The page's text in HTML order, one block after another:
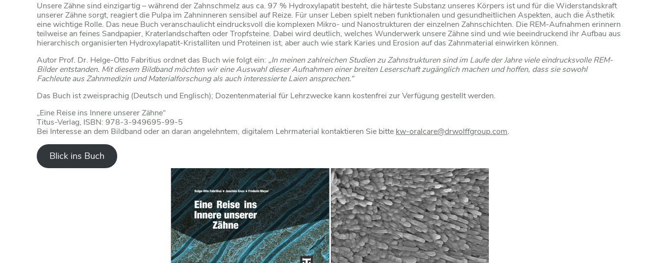
Unsere Zähne sind einzigartig – während der Zahnschmelz aus ca. 97 % Hydroxylapatit besteht, die härteste Substanz unseres Körpers ist und für die Widerstandskraft
unserer Zähne sorgt, reagiert die Pulpa im Zahninneren sensibel auf Reize. Für unser Leben spielt neben funktionalen und gesundheitlichen Aspekten, auch die Ästhetik
eine wichtige Rolle. Das neue Buch veranschaulicht eindrucksvoll die komplexen Mikro- und Nanostrukturen der einzelnen Zahnschichten. Die REM-Aufnahmen erinnern
teilweise an feines Sandpapier, Kraterlandschaften oder Tropfsteine. Dabei wird deutlich, welches Wunderwerk unsere Zähne sind und wie beeindruckend ihr Aufbau aus
hierarchisch organisierten Hydroxylapatit-Kristalliten und Proteinen ist, aber auch wie stark Karies und Erosion auf das Zahnmaterial einwirken können.
Autor Prof. Dr. Helge-Otto Fabritius ordnet das Buch wie folgt ein: „In meinen zahlreichen Studien zu Zahnstrukturen sind im Laufe der Jahre viele eindrucksvolle REM-
Bilder entstanden. Mit diesem Bildband möchten wir eine Auswahl dieser Aufnahmen einer breiten Leserschaft zugänglich machen und hoffen, dass sie sowohl
Fachleute aus Zahnmedizin und Materialforschung als auch interessierte Laien ansprechen.“
Das Buch ist zweisprachig (Deutsch und Englisch); Dozentenmaterial für Lehrzwecke kann kostenfrei zur Verfügung gestellt werden.
„Eine Reise ins Innere unserer Zähne“
Titus-Verlag, ISBN: 978-3-949695-99-5
Bei Interesse an dem Bildband oder an daran angelehntem, digitalem Lehrmaterial kontaktieren Sie bitte kw-oralcare@drwolffgroup.com.
Blick ins Buch